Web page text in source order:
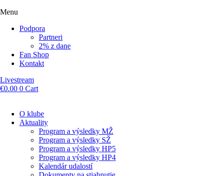
Menu
Podpora
Partneri
2% z dane
Fan Shop
Kontakt
Livestream
€0.00 0 Cart
O klube
Aktuality
Program a výsledky MŽ
Program a výsledky SŽ
Program a výsledky HP5
Program a výsledky HP4
Kalendár udalostí